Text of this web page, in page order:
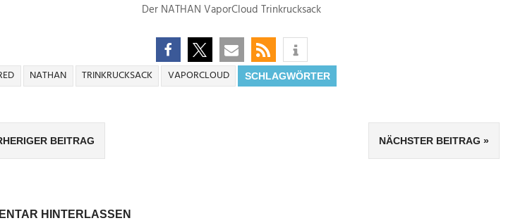
Der NATHAN VaporCloud Trinkrucksack
SCHLAGWÖRTER
NATHAN TRINKRUCKSACK VAPORCLOUD
BEITRAG NÄCHSTER BEITRAG
HINTERLASSEN